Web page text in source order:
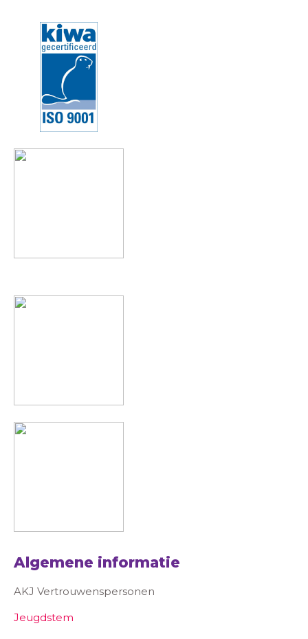
Algemene informatie
AKJ Vertrouwenspersonen
Jeugdstem